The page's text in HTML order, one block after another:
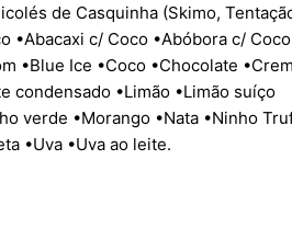
de Casquinha (Skimo,
•Abacaxi c/ Coco •Abóbora c/
•Blue Ice •Coco •Chocolate
condensado •Limão •Limão suíço
verde •Morango •Nata •Ninho
•Uva •Uva ao leite.